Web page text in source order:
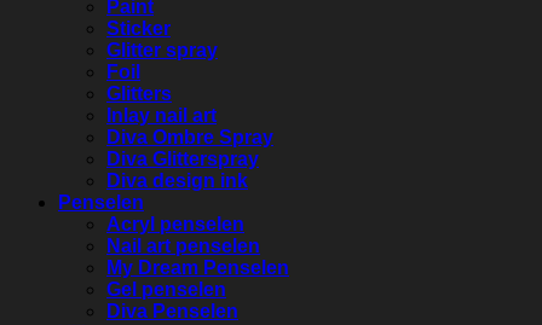
Paint
Sticker
Glitter spray
Foil
Glitters
Inlay nail art
Diva Ombre Spray
Diva Glitterspray
Diva design ink
Penselen
Acryl penselen
Nail art penselen
My Dream Penselen
Gel penselen
Diva Penselen